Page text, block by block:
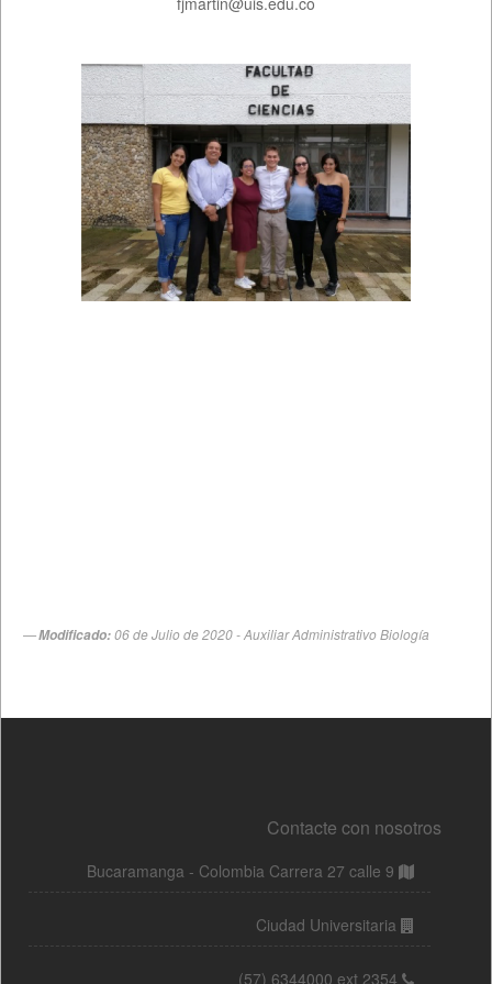
Contacte con nosotros
Bucaramanga - Colombia Carrera 27 calle 9
Ciudad Universitaria
(57) 6344000 ext 2354